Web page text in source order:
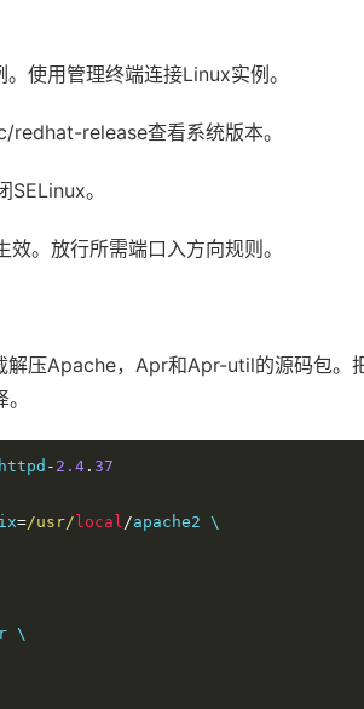
。使用管理终端连接Linux实例。
release查看系统版本。
SELinux。
效。放行所需端口入方向规则。
解压Apache，Apr和Apr-util的源码包
httpd - 2.4 . 37
=/usr/ local/